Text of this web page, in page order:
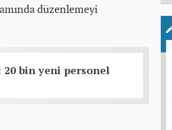
düzenlemeyi
bin yeni personel